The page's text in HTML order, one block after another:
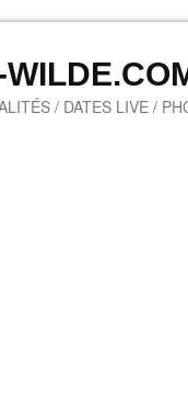
/ DATES LIVE /